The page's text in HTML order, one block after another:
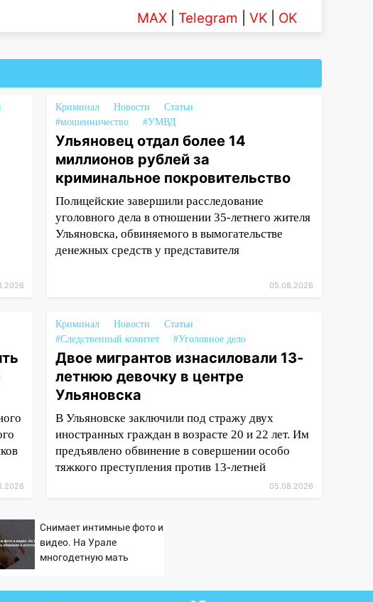
MAX Telegram VK OK
Криминал Новости
Статьи
#мошенничество
#УМВД
Ульяновец отдал более 14
миллионов рублей за
криминальное покровительство
Полицейские завершили расследование
уголовного дела в отношении 35-летнего жителя
Ульяновска, обвиняемого в вымогательстве
денежных средств у представителя
05.08.2026
Криминал Новости
Статьи
#Следственный комитет
#Уголовное дело
Двое мигрантов изнасиловали 13-
летнюю девочку в центре
Ульяновска
В Ульяновске заключили под стражу двух
иностранных граждан в возрасте 20 и 22 лет. Им
предъявлено обвинение в совершении особо
тяжкого преступления против 13-летней
05.08.2026
Снимает интимные фото и
видео. На Урале
многодетную мать